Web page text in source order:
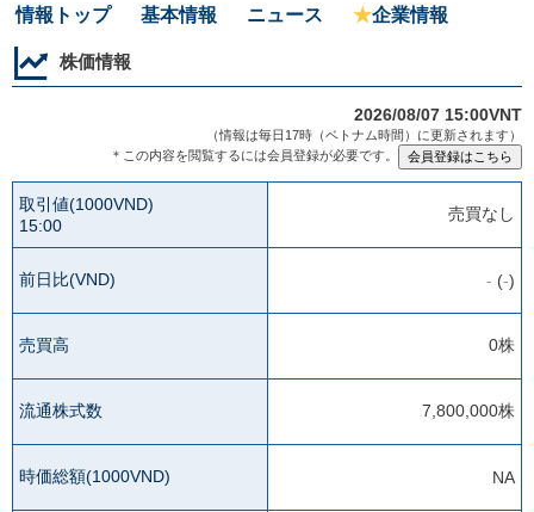
情報トップ 基本情報 ニュース ★企業情報
株価情報
2026/08/07 15:00VNT
（情報は毎日17時（ベトナム時間）に更新されます）
＊この内容を閲覧するには会員登録が必要です。
取引値(1000VND)
15:00
売買なし
前日比(VND) - (-)
売買高 0株
流通株式数 7,800,000株
時価総額(1000VND) NA